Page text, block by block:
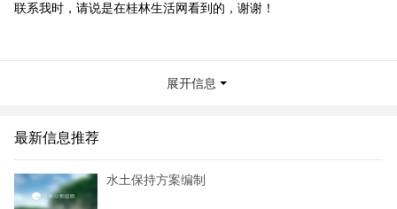
联系我时，请说是在桂林生活网看到的，谢谢！
展开信息
最新信息推荐
水土保持方案编制